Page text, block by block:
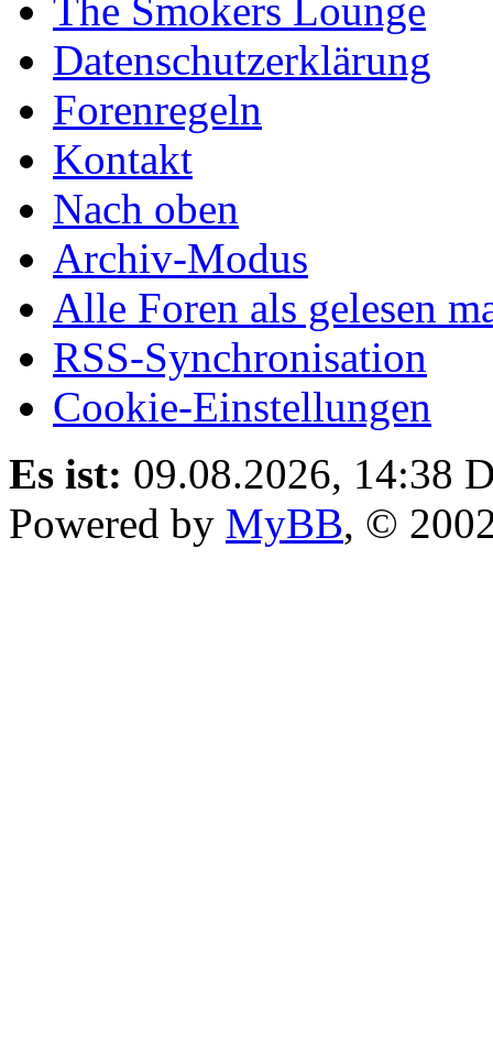
The Smokers Lounge
Datenschutzerklärung
Forenregeln
Kontakt
Nach oben
Archiv-Modus
Alle Foren als gelesen
RSS-Synchronisation
Cookie-Einstellungen
Es ist: 09.08.2026, 14:38
Powered by MyBB, ©